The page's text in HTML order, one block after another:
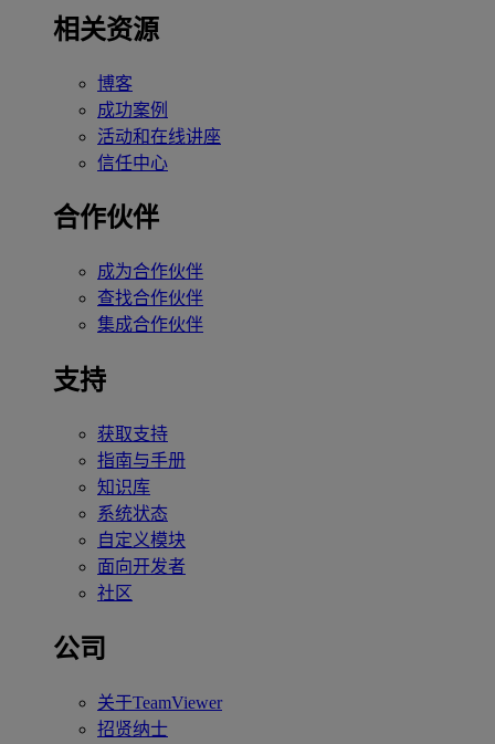
相关资源
博客
成功案例
活动和在线讲座
信任中心
合作伙伴
成为合作伙伴
查找合作伙伴
集成合作伙伴
支持
获取支持
指南与手册
知识库
系统状态
自定义模块
面向开发者
社区
公司
关于TeamViewer
招贤纳士